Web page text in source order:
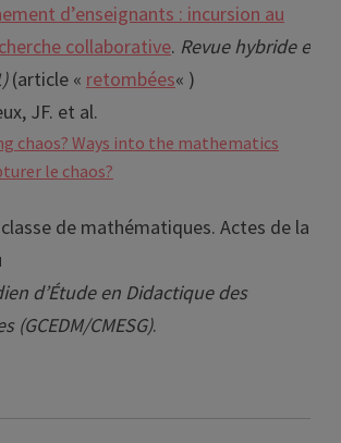
d’enseignants : incursion au
collaborative. Revue hybride en
(article « retombées« )
JF. et al.
chaos? Ways into the mathematics
le chaos?
de mathématiques. Actes de la
d’Étude en Didactique des
(GCEDM/CMESG).